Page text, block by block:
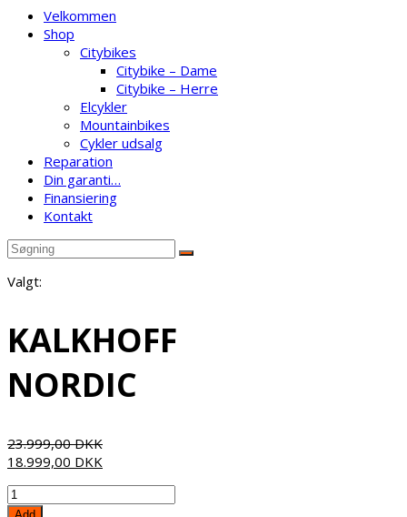
Velkommen
Shop
Citybikes
Citybike – Dame
Citybike – Herre
Elcykler
Mountainbikes
Cykler udsalg
Reparation
Din garanti…
Finansiering
Kontakt
Valgt:
KALKHOFF
NORDIC
23.999,00DKK
18.999,00 DKK
KALKHOFF
NORDIC